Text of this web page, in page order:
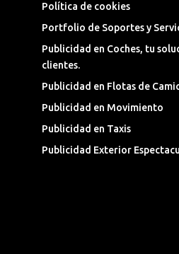
Política de cookies
Portfolio de Soportes y
Publicidad en Coches, tu
clientes.
Publicidad en Flotas de
Publicidad en Movimiento
Publicidad en Taxis
Publicidad Exterior